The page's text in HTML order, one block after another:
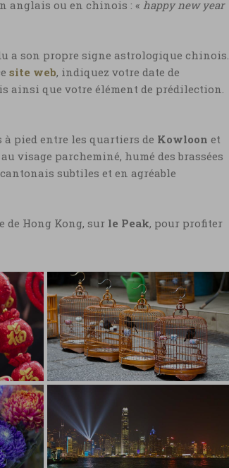
anglais ou en chinois : « happy new year
a son propre signe astrologique chinois.
site web, indiquez votre date de
ainsi que votre élément de prédilection.
à pied entre les quartiers de Kowloon et
visage parcheminé, humé des brassées
subtiles et en agréable
de Hong Kong, sur le Peak, pour profiter
an
et
©
Hong Kong, cages à
oiseaux © Marie-Ange
Ostre
Hong Kong, cages à oiseaux ©
Marie-Ange Ostre